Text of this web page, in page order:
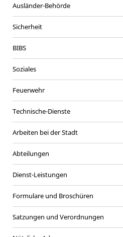
Ausländer-Behörde
Sicherheit
BIBS
Soziales
Feuerwehr
Technische-Dienste
Arbeiten bei der Stadt
Abteilungen
Dienst-Leistungen
Formulare und Broschüren
Satzungen und Verordnungen